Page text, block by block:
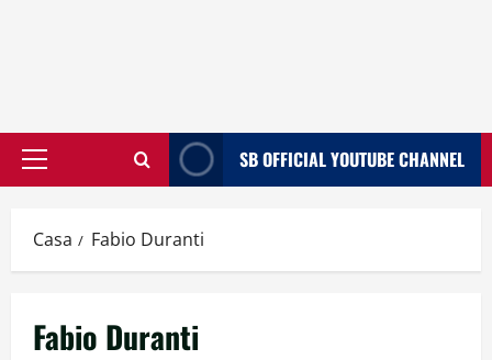
Menù
SB OFFICIAL YOUTUBE CHANNEL
Casa Fabio Duranti
Fabio Duranti